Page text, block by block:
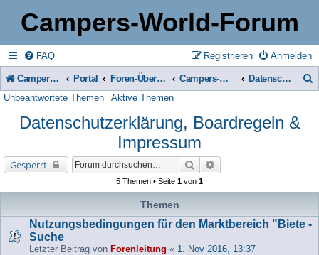
Campers-World-Forum
FAQ Anmelden
Registrieren
Campers-World-Forum Portal Foren-Übersicht Campers-World-Forum Intern Datenschutzerklärung, Boardregeln & Impressum
Unbeantwortete Themen Aktive Themen
Datenschutzerklärung, Boardregeln &
Impressum
Gesperrt Suche
5 Themen • Seite 1 von 1
Themen
Nutzungsbedingungen für den Marktbereich "Biete -
Suche
Letzter Beitrag von Forenleitung « 1. Nov 2016, 13:37